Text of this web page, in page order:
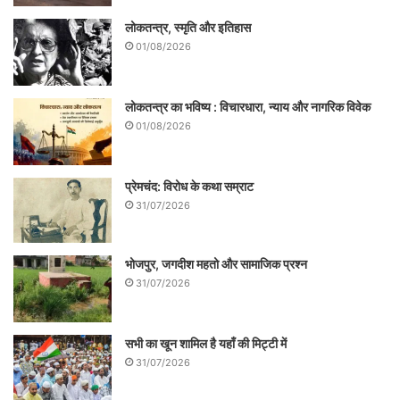
श्यामाप्रसाद मुखर्जी इसके संस्थापक अध्यक्ष बने।
अटल बिहारी वाजपेयी उनके प्राइवेट सेक्रेटरी हुआ
करते थे। मुखर्जी के अध्यक्ष बनने के साथ ही काँग्रेस
के द्वारिकाप्रसाद मिश्रा बिदक गए। वह स्वयं अध्यक्ष
बनना चाहते थे। अब वह और उनके अनुयायी
लोकतन्त्र, स्मृति और इतिहास
01/08/2026
लोकतन्त्र का भविष्य : विचारधारा, न्याय और नागरिक विवेक
01/08/2026
प्रेमचंद: विरोध के कथा सम्राट
31/07/2026
भोजपुर, जगदीश महतो और सामाजिक प्रश्न
31/07/2026
सभी का खून शामिल है यहाँ की मिट्टी में
31/07/2026